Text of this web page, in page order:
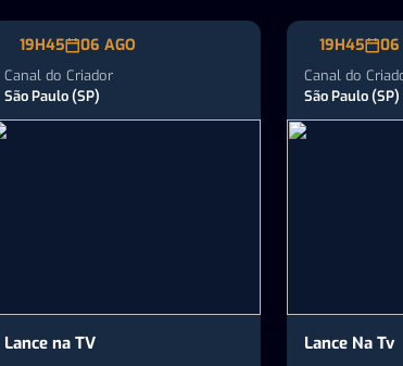
19H45 06 AGO
Canal do Criador
São Paulo (SP)
Lance na TV
19H45 06
Canal do
São Paulo (SP)
Lance Na Tv